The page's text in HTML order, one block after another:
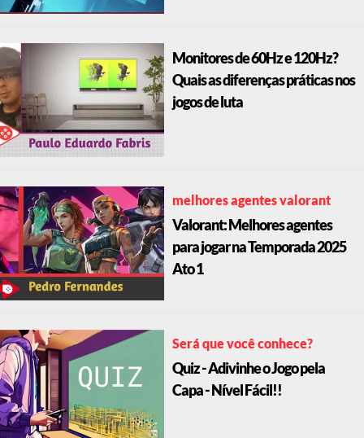
Monitores de 60Hz e 120Hz?
Quais as diferenças práticas nos
jogos de luta
melhores agentes valorant
Valorant: Melhores agentes
para jogar na Temporada 2025
Ato 1
Será que você conhece?
Quiz - Adivinhe o Jogo pela
Capa - Nível Fácil!!